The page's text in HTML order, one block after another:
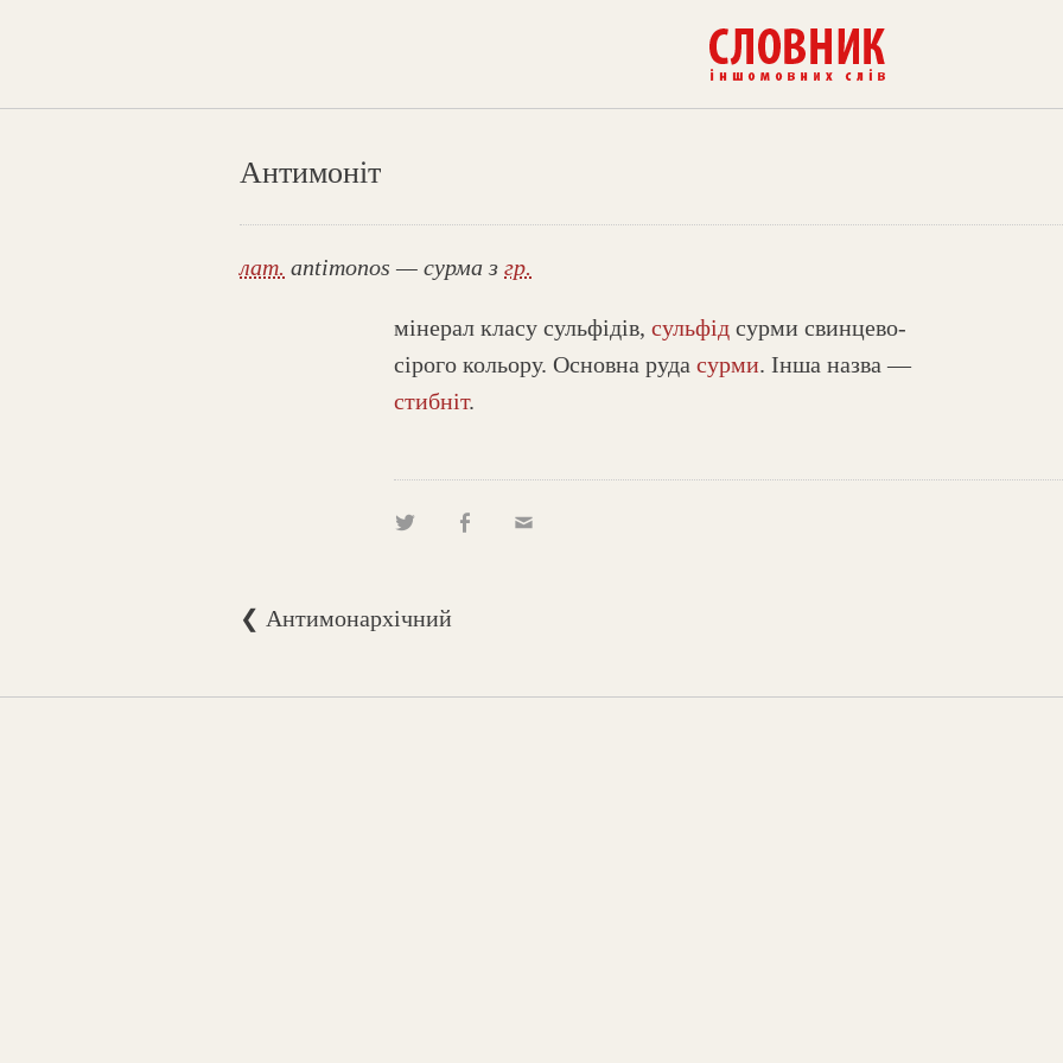
Антимоніт
лат. antimonos — сурма з гр.
мінерал класу сульфідів, сульфід сурми свинцево-
сірого кольору. Основна руда сурми. Інша назва —
стибніт.
❮ Антимонархічний